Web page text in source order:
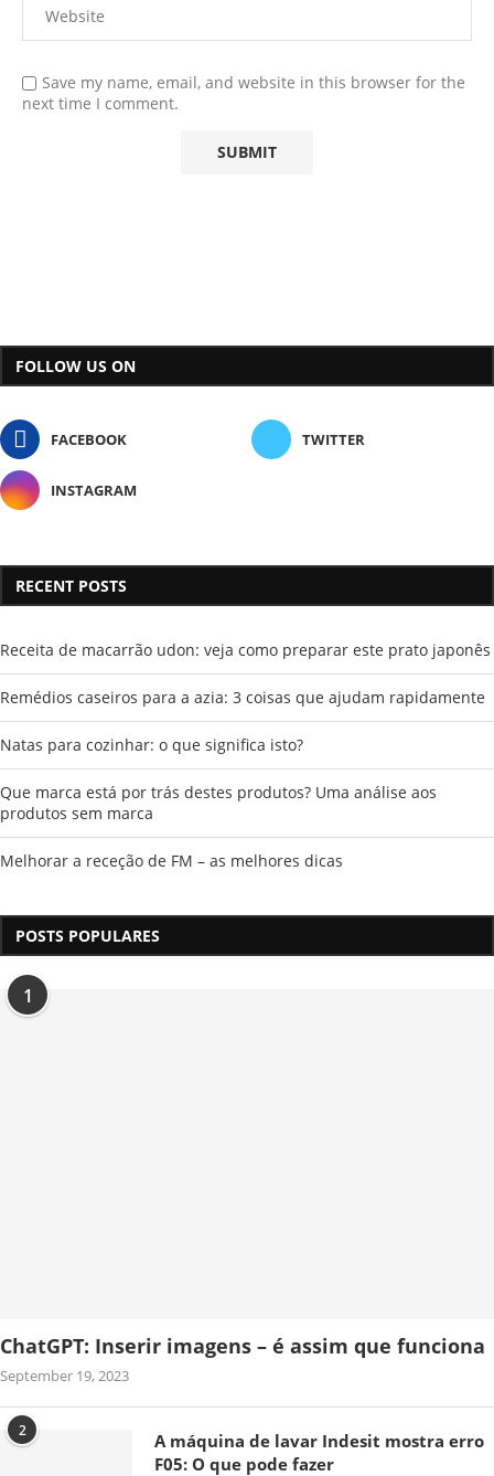
Save my name, email, and website in this browser for the
next time I comment.
FOLLOW US ON
FACEBOOK TWITTER
INSTAGRAM
RECENT POSTS
Receita de macarrão udon: veja como preparar este prato japonês
Remédios caseiros para a azia: 3 coisas que ajudam rapidamente
Natas para cozinhar: o que significa isto?
Que marca está por trás destes produtos? Uma análise aos
produtos sem marca
Melhorar a receção de FM – as melhores dicas
POSTS POPULARES
1
ChatGPT: Inserir imagens – é assim que funciona
September 19, 2023
2
A máquina de lavar Indesit mostra erro
F05: O que pode fazer